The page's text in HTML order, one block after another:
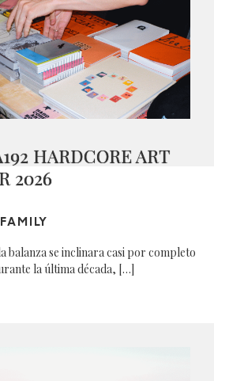
HARDCORE ART
2026
balanza se inclinara casi por completo
la última década, […]